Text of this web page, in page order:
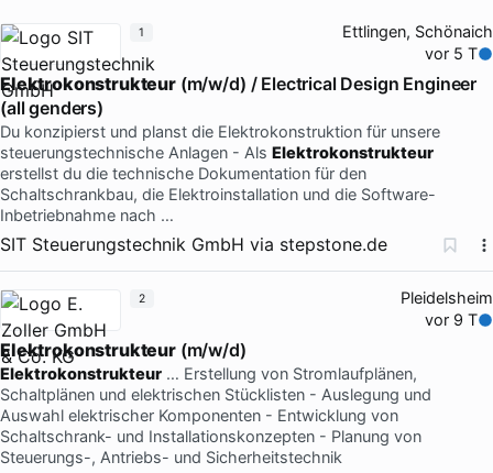
Ettlingen, Schönaich
vor 5 T
Elektrokonstrukteur(m/w/d) / Electrical Design Engineer
(all genders)
Du konzipierst und planst die Elektrokonstruktion für unsere
steuerungstechnische Anlagen - Als Elektrokonstrukteur
erstellst du die technische Dokumentation für den
Schaltschrankbau, die Elektroinstallation und die Software-
Inbetriebnahme nach …
SIT Steuerungstechnik GmbH via stepstone.de
1
Pleidelsheim
vor 9 T
Elektrokonstrukteur(m/w/d)
Elektrokonstrukteur … Erstellung von Stromlaufplänen,
Schaltplänen und elektrischen Stücklisten - Auslegung und
Auswahl elektrischer Komponenten - Entwicklung von
Schaltschrank- und Installationskonzepten - Planung von
Steuerungs-, Antriebs- und Sicherheitstechnik
2